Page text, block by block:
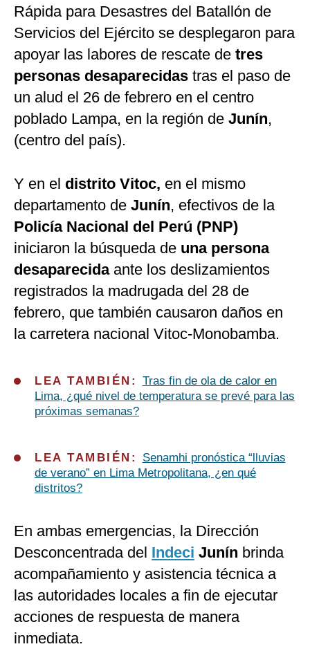
Rápida para Desastres del Batallón de
Servicios del Ejército se desplegaron para
apoyar las labores de rescate de tres
personas desaparecidas tras el paso de
un alud el 26 de febrero en el centro
poblado Lampa, en la región de Junín,
(centro del país).
Y en el distrito Vitoc, en el mismo
departamento de Junín, efectivos de la
Policía Nacional del Perú (PNP)
iniciaron la búsqueda de una persona
desaparecidaante los deslizamientos
registrados la madrugada del 28 de
febrero, que también causaron daños en
la carretera nacional Vitoc-Monobamba.
LEA TAMBIÉN: Tras fin de ola de calor en
Lima, ¿qué nivel de temperatura se prevé para las
próximas semanas?
LEA TAMBIÉN: Senamhi pronóstica “lluvias
de verano” en Lima Metropolitana, ¿en qué
distritos?
En ambas emergencias, la Dirección
Desconcentrada del Indeci Junín brinda
acompañamiento y asistencia técnica a
las autoridades locales a fin de ejecutar
acciones de respuesta de manera
inmediata.